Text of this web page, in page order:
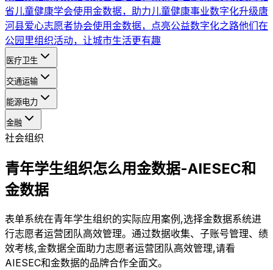
省儿童健康学会使用金数据，助力儿童健康事业数字化升级唐
河县爱心志愿者协会使用金数据，点亮公益数字化之路他们在
公园里组织活动，让城市生活更有趣
医疗卫生
交通运输
能源电力
金融
社会组织
青年学生组织怎么用金数据-AIESEC和
金数据
表单系统在青年学生组织的实际应用案例,选择金数据系统进
行志愿者运营团队高效管理。通过数据收集、子账号管理、绩
效考核,金数据全面助力志愿者运营团队高效管理,请看
AIESEC和金数据的品牌合作全面文。